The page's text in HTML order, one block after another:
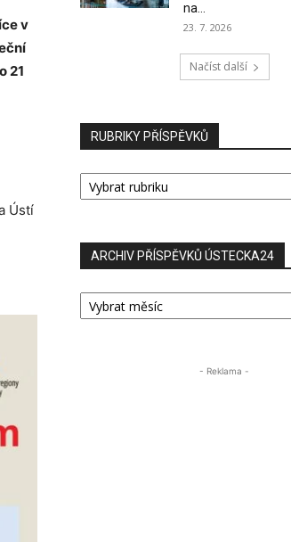
v
21
Ústí
na...
23. 7. 2026
Načíst další
RUBRIKY PŘÍSPĚVKŮ
RUBRIKY
PŘÍSPĚVKŮ
ARCHIV PŘÍSPĚVKŮ ÚSTECKA24
ARCHIV
PŘÍSPĚVKŮ
- Reklama -